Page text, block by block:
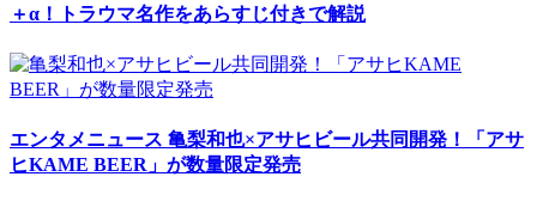
＋α！トラウマ名作をあらすじ付きで解説
エンタメニュース 亀梨和也×アサヒビール共同開発！「アサ
ヒKAME BEER」が数量限定発売